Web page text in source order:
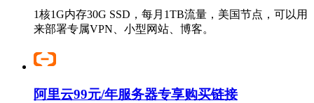
1核1G内存30G SSD，每月1TB流量，美国节点，可以用
来部署专属VPN、小型网站、博客。
阿里云99元/年服务器专享购买链接